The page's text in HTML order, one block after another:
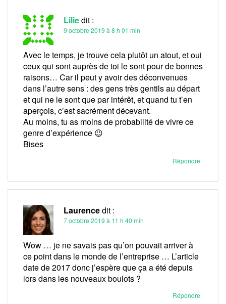
Liliedit :
9 octobre 2019 à 8 h 01 min
Avec le temps, je trouve cela plutôt un atout, et oui
ceux qui sont auprès de toi le sont pour de bonnes
raisons… Car il peut y avoir des déconvenues
dans l’autre sens : des gens très gentils au départ
et qui ne le sont que par intérêt, et quand tu t’en
aperçois, c’est sacrément décevant.
Au moins, tu as moins de probabilité de vivre ce
genre d’expérience 😉
Bises
Répondre
Laurencedit :
7 octobre 2019 à 11 h 40 min
Wow … je ne savais pas qu’on pouvait arriver à
ce point dans le monde de l’entreprise … L’article
date de 2017 donc j’espère que ça a été depuis
lors dans les nouveaux boulots ?
Répondre